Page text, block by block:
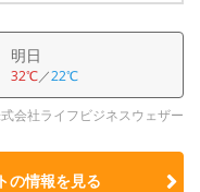
明日
32℃／22℃
会社ライフビジネスウェザー
の情報を見る